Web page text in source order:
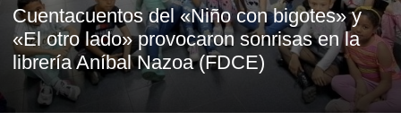
Cuentacuentos del «Niño con bigotes» y
«El otro lado» provocaron sonrisas en la
librería Aníbal Nazoa (FDCE)